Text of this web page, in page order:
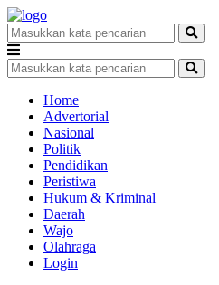
Home
Advertorial
Nasional
Politik
Pendidikan
Peristiwa
Hukum & Kriminal
Daerah
Wajo
Olahraga
Login